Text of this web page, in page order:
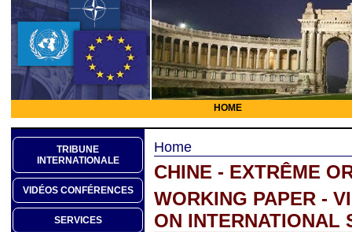
HOME
TRIBUNE
INTERNATIONALE
VIDÉOS CONFÉRENCES
SERVICES
Home
CHINE - EXTRÊME
WORKING PAPER -
ON INTERNATIONAL